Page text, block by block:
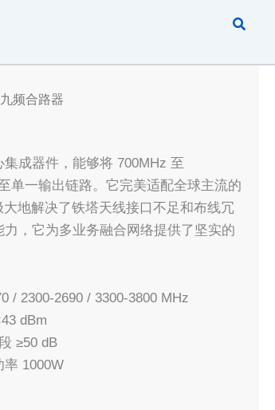
搜
频合路器
成器件，能够将 700MHz 至
单一输出链路。它完美适配全球主流的
地解决了铁塔天线接口不足和布线冗
，它为多业务融合网络提供了坚实的
/ 2300-2690 / 3300-3800 MHz
dBm
≥50 dB
率 1000W